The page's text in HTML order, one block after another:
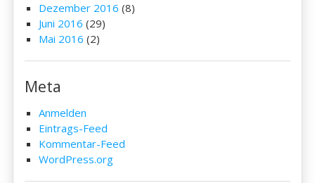
Dezember 2016 (8)
Juni 2016 (29)
Mai 2016 (2)
Meta
Anmelden
Eintrags-Feed
Kommentar-Feed
WordPress.org